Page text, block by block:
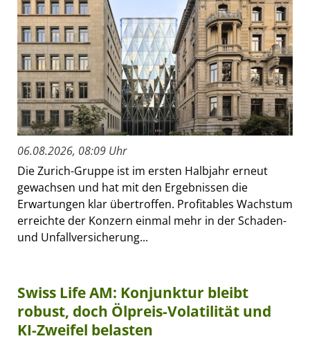
06.08.2026, 08:09 Uhr
Die Zurich-Gruppe ist im ersten Halbjahr erneut
gewachsen und hat mit den Ergebnissen die
Erwartungen klar übertroffen. Profitables Wachstum
erreichte der Konzern einmal mehr in der Schaden-
und Unfallversicherung...
Swiss Life AM: Konjunktur bleibt
robust, doch Ölpreis-Volatilität und
KI-Zweifel belasten